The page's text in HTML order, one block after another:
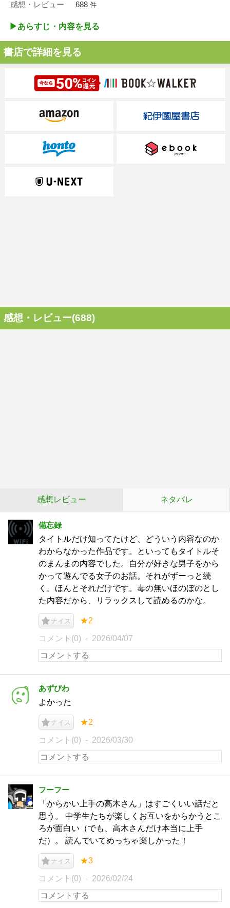
感想・レビュー 688 件
▶︎あらすじ・内容を見る
書店で詳細を見る
感想・レビュー(688)
感想レビュー ネタバレ
備忘録
タイトルだけ知ってたけど、どういう内容なのか
わからなかった作品です。といってもタイトルそ
のまんまの内容でした。自分が好きな男子をから
かって遊んでる女子のお話。それがずーっと続
く。ほんとそれだけです。毒の無いほのぼのとし
た内容だから、リラックスして読めるのかな。
ナイス ★2
コメント(0) 2026/04/07
あずびわ
よかった
ナイス ★2
コメント(0) 2026/03/30
フーフー
「からかい上手の高木さん」はすごくいい話だと
思う。 中学生たちが楽しくお互いをからかうとこ
ろが面白い（でも、高木さんだけ本当に上手
だ）。 読んでいてめっちゃ楽しかった！
ナイス ★3
コメント(0) 2026/02/24